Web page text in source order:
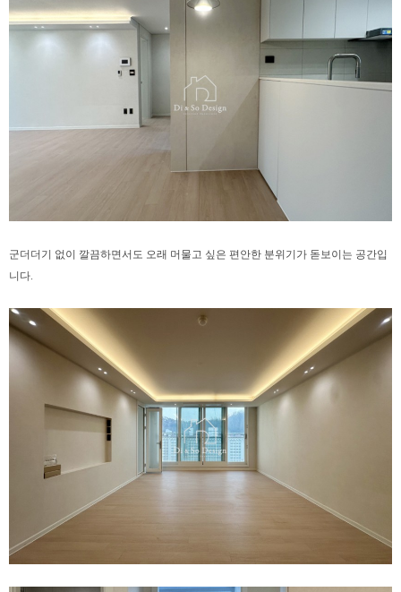
군더더기 없이 깔끔하면서도 오래 머물고 싶은 편안한 분위기가 돋보이는 공간입
니다.